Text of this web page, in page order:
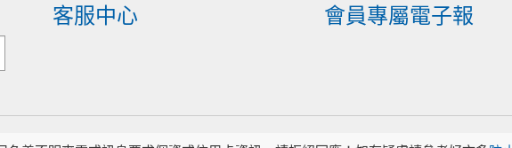
客服中心 會員專屬電子報